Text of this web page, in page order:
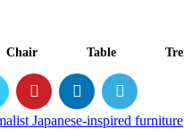
Chair Table
Japanese-inspired furniture